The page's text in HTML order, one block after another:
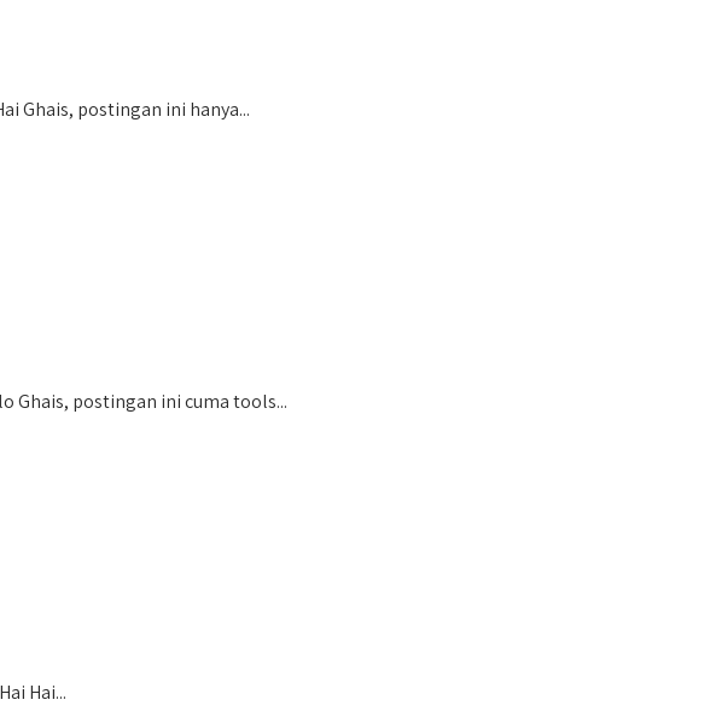
Ghais, postingan ini hanya...
Ghais, postingan ini cuma tools...
Hai...